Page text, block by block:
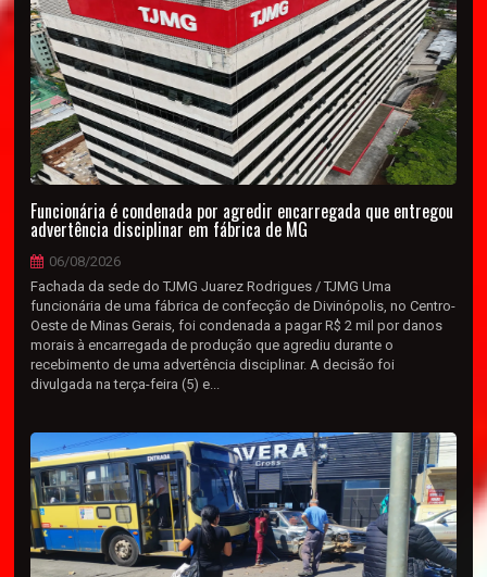
Funcionária é condenada por agredir encarregada que entregou
advertência disciplinar em fábrica de MG
06/08/2026
Fachada da sede do TJMG Juarez Rodrigues / TJMG Uma
funcionária de uma fábrica de confecção de Divinópolis, no Centro-
Oeste de Minas Gerais, foi condenada a pagar R$ 2 mil por danos
morais à encarregada de produção que agrediu durante o
recebimento de uma advertência disciplinar. A decisão foi
divulgada na terça-feira (5) e...